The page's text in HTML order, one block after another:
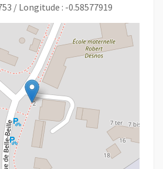
/ Longitude : -0.58577919